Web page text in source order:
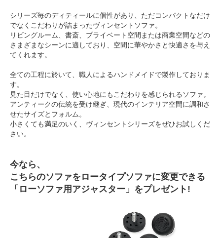
シリーズ毎のディティールに個性があり、ただコンパクトなだけ
でなくこだわりが詰まったヴィンセントソファ。
リビングルーム、書斎、プライベート空間または商業空間などの
さまざまなシーンに適しており、空間に華やかさと快適さを与え
てくれます。
全ての工程に於いて、職人によるハンドメイドで製作しておりま
す。
見た目だけでなく、使い心地にもこだわりを感じられるソファ。
アンティークの伝統を受け継ぎ、現代のインテリア空間に調和さ
せたサイズとフォルム。
小さくても満足のいく、ヴィンセントシリーズをぜひお試しくだ
さい。
今なら、
こちらのソファをロータイプソファに変更できる
「ローソファ用アジャスター」をプレゼント!